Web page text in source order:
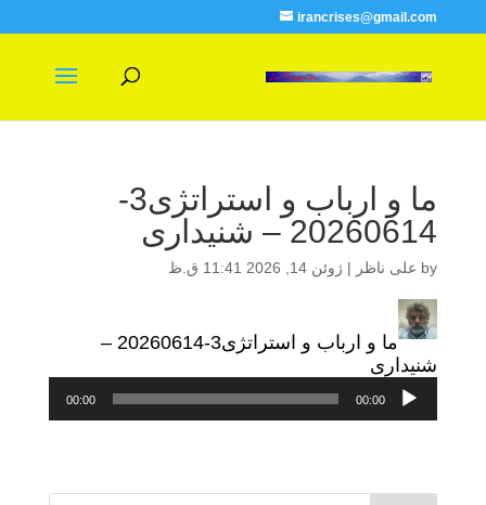
irancrises@gmail.com
ما و ارباب و استراتژی3-
20260614 – شنیداری
by علی ناظر | ژوئن 14, 2026 11:41 ق.ظ
ما و ارباب و استراتژی3-20260614 –
شنیداری
پخش‌کننده
صوت
00:00
00:00